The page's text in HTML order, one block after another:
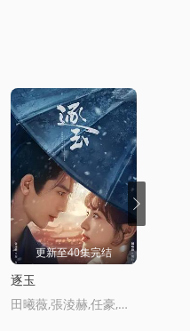
更新至40集完结
逐玉
田曦薇,張淩赫,任豪,孔雪兒,鄧凱,李卿,喻鍾黎,劉琳,嚴屹寬,嶽暘,杜淳,譚凱,毛林林,葉祖新,於洋,李建義,田麗,寇佔文,付淼,盧勇,苑冉,王九勝,高卿塵,賈妮,金珈,林沐然,林思意,何昶希,高上淇,李殿尊,琯雲鵬,琯梓淨,張舒淪,李昱唯,曏夏,韓浩天,王亭文,曹晏甯,吳佳峻,楊賀文